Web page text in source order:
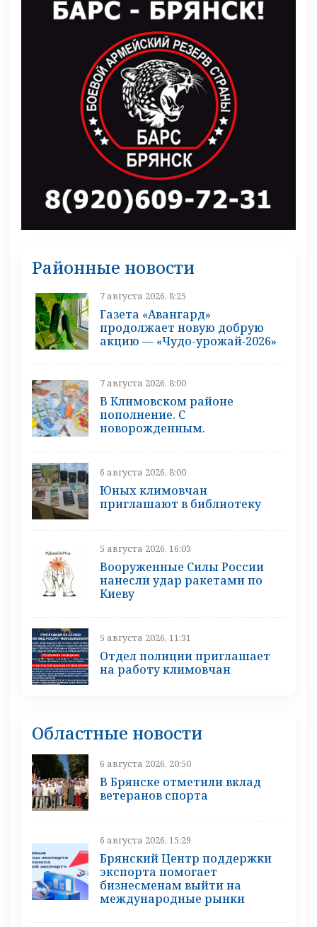
Районные новости
7 августа 2026, 8:25
Газета «Авангард»
продолжает новую добрую
акцию — «Чудо-урожай‑2026»
7 августа 2026, 8:00
В Климовском районе
пополнение. С
новорожденным.
6 августа 2026, 8:00
Юных климовчан
приглашают в библиотеку
5 августа 2026, 16:03
Вооруженные Силы России
нанесли удар ракетами по
Киеву
5 августа 2026, 11:31
Отдел полиции приглашает
на работу климовчан
Областные новости
6 августа 2026, 20:50
В Брянске отметили вклад
ветеранов спорта
6 августа 2026, 15:29
Брянский Центр поддержки
экспорта помогает
бизнесменам выйти на
международные рынки